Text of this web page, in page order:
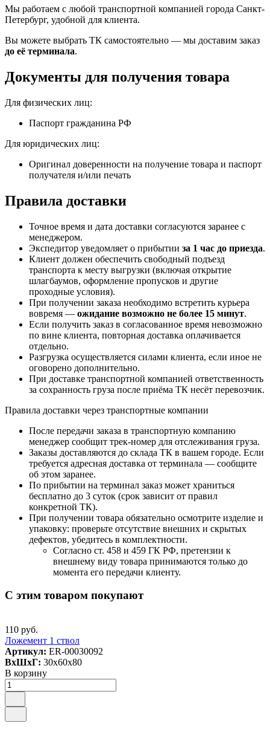
Мы работаем с любой транспортной компанией города Санкт-
Петербург, удобной для клиента.
Вы можете выбрать ТК самостоятельно — мы доставим заказ
до её терминала.
Документы для получения товара
Для физических лиц:
Паспорт гражданина РФ
Для юридических лиц:
Оригинал доверенности на получение товара и паспорт
получателя и/или печать
Правила доставки
Точное время и дата доставки согласуются заранее с
менеджером.
Экспедитор уведомляет о прибытии за 1 час до приезда.
Клиент должен обеспечить свободный подъезд
транспорта к месту выгрузки (включая открытие
шлагбаумов, оформление пропусков и другие
проходные условия).
При получении заказа необходимо встретить курьера
вовремя — ожидание возможно не более 15 минут.
Если получить заказ в согласованное время невозможно
по вине клиента, повторная доставка оплачивается
отдельно.
Разгрузка осуществляется силами клиента, если иное не
оговорено дополнительно.
При доставке транспортной компанией ответственность
за сохранность груза после приёма ТК несёт перевозчик.
Правила доставки через транспортные компании
После передачи заказа в транспортную компанию
менеджер сообщит трек-номер для отслеживания груза.
Заказы доставляются до склада ТК в вашем городе. Если
требуется адресная доставка от терминала — сообщите
об этом заранее.
По прибытии на терминал заказ может храниться
бесплатно до 3 суток (срок зависит от правил
конкретной ТК).
При получении товара обязательно осмотрите изделие и
упаковку: проверьте отсутствие внешних и скрытых
дефектов, убедитесь в комплектности.
Согласно ст. 458 и 459 ГК РФ, претензии к
внешнему виду товара принимаются только до
момента его передачи клиенту.
С этим товаром покупают
110 руб.
Ложемент 1 ствол
Артикул: ER-00030092
ВxШxГ: 30x60x80
В корзину